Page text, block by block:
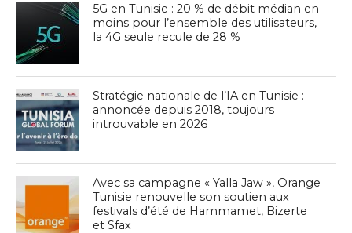
5G en Tunisie : 20 % de débit médian en
moins pour l’ensemble des utilisateurs,
la 4G seule recule de 28 %
Stratégie nationale de l’IA en Tunisie :
annoncée depuis 2018, toujours
introuvable en 2026
Avec sa campagne « Yalla Jaw », Orange
Tunisie renouvelle son soutien aux
festivals d’été de Hammamet, Bizerte
et Sfax